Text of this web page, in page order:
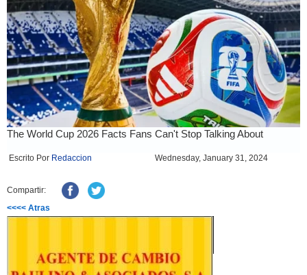
Escrito Por Redaccion Wednesday, January 31, 2024
Compartir:
<<<< Atras